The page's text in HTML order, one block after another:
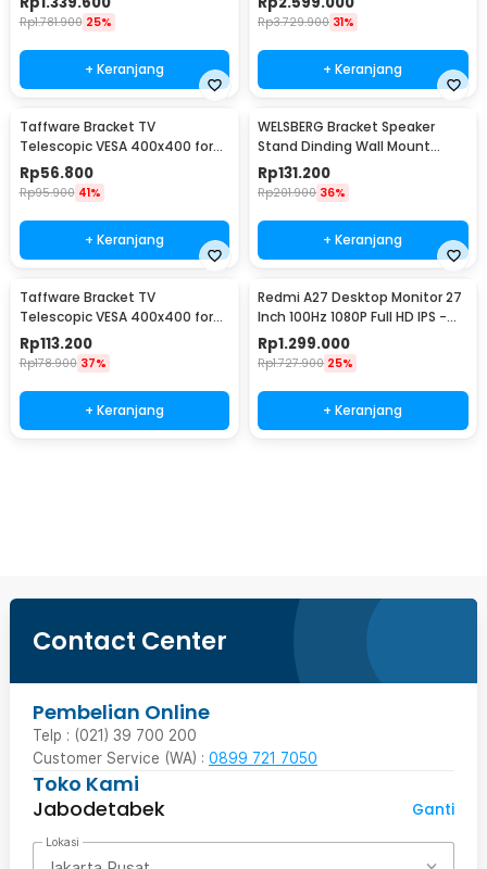
Rp1.781.900 25%
+ Keranjang
Rp3.729.900 31%
+ Keranjang
Taffware Bracket TV
Telescopic VESA 400x400 for
14-55 Inch TV - HDL-117B-2
Rp56.800
Rp95.900 41%
+ Keranjang
WELSBERG Bracket Speaker
Stand Dinding Wall Mount
Telescopic 2 PCS - SPS-501
Rp131.200
Rp201.900 36%
+ Keranjang
Taffware Bracket TV
Telescopic VESA 400x400 for
32-65 Inch TV - P4
Rp113.200
Rp178.900 37%
+ Keranjang
Redmi A27 Desktop Monitor 27
Inch 100Hz 1080P Full HD IPS -
A27
Rp1.299.000
Rp1.727.900 25%
+ Keranjang
Contact Center
Pembelian Online
Telp : (021) 39 700 200
Customer Service (WA) : 0899 721 7050
Toko Kami
Jabodetabek
Ganti
Lokasi